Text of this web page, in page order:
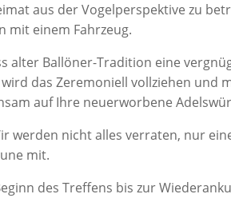
aus der Vogelperspektive zu
mit einem Fahrzeug.
alter Ballöner-Tradition eine
das Zeremoniell vollziehen
auf Ihre neuerworbene
werden nicht alles verraten, nur
mit.
des Treffens bis zur